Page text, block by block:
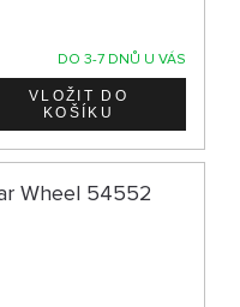
DO 3-7 DNŮ U VÁS
Wheel 54552